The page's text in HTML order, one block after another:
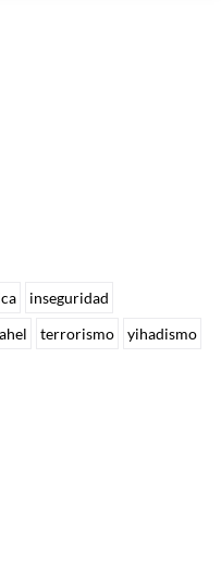
inseguridad
terrorismo yihadismo